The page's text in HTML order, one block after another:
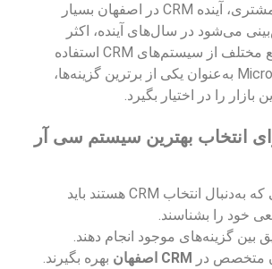
خدمات حرفه‌ای مشتری، آینده CRM در اصفهان بسیار
می‌شود در سال‌های آینده، اکثر
شرکت‌ها در صنایع مختلف از سیستم‌های CRM استفاده
کنند و Microsoft CRM به‌عنوان یکی از برترین گزینه‌ها،
را در اختیار بگیرد.
انتخاب بهترین سیستم سی آر
شرکت‌هایی که به‌دنبال انتخاب CRM هستند باید
خود را بشناسند.
بین گزینه‌های موجود انجام دهند.
متخصص در
CRM اصفهان
بهره بگیرند.